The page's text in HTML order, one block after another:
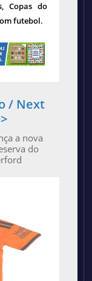
Copas do
futebol.
/ Next
a nova
do